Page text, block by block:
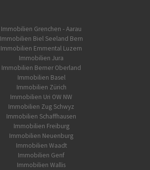
Immobilien Grenchen - Aarau
Immobilien Biel Seeland Bern
Immobilien Emmental Luzern
Immobilien Jura
Immobilien Berner Oberland
Immobilien Basel
Immobilien Zürich
Immobilien Uri OW NW
Immobilien Zug Schwyz
Immobilien Schaffhausen
Immobilien Freiburg
Immobilien Neuenburg
Immobilien Waadt
Immobilien Genf
Immobilien Wallis